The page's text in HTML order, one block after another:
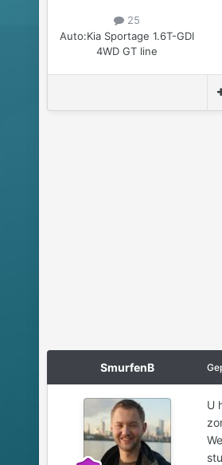
25
Auto:Kia Sportage 1.6T-GDI
4WD GT line
SmurfenB
U